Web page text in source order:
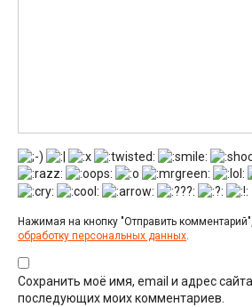
Нажимая на кнопку "Отправить
обработку персональных данных.
Сохранить моё имя, email и адрес
последующих моих комментариев.